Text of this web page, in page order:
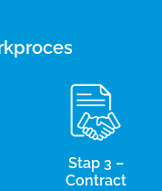
Stap 3 –
Contract